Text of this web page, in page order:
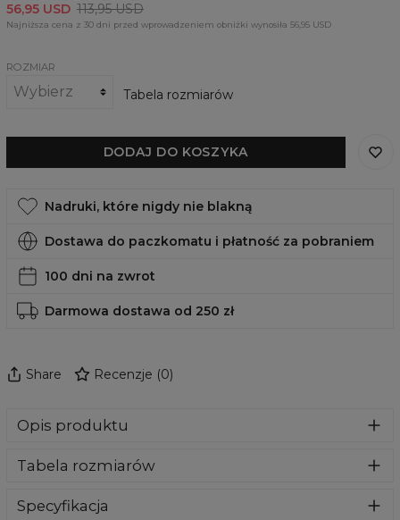
56,95 USD 113,95 USD
Najniższa cena z 30 dni przed wprowadzeniem obniżki wynosiła 56,95 USD
ROZMIAR
Tabela rozmiarów
DODAJ DO KOSZYKA
Nadruki, które nigdy nie blakną
Dostawa do paczkomatu i płatność za pobraniem
100 dni na zwrot
Darmowa dostawa od 250 zł
Share Recenzje (0)
Opis produktu
miłego w dotyku materiału. Klasyczny kaptur i przednie
produkt, więc dołożyliśmy wszelkich starań aby jakość
Tabela rozmiarów
Specyfikacja